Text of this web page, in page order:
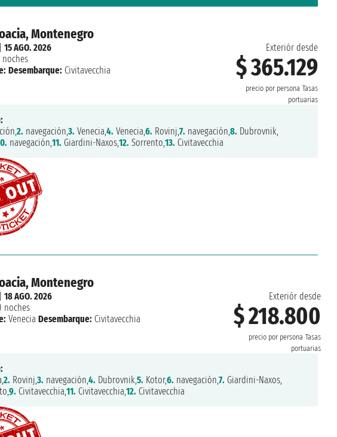
Montenegro
Exteriór desde
$ 365.129
precio por persona Tasas
portuarias
15 AGO. 2026
noches
Desembarque: Civitavecchia
2. navegación,3. Venecia,4. Venecia,6. Rovinj,7. navegación,8. Dubrovnik,
navegación,11. Giardini-Naxos,12. Sorrento,13. Civitavecchia
Montenegro
Exteriór desde
$ 218.800
precio por persona Tasas
portuarias
18 AGO. 2026
noches
Venecia Desembarque: Civitavecchia
2. Rovinj,3. navegación,4. Dubrovnik,5. Kotor,6. navegación,7. Giardini-Naxos,
9. Civitavecchia,11. Civitavecchia,12. Civitavecchia